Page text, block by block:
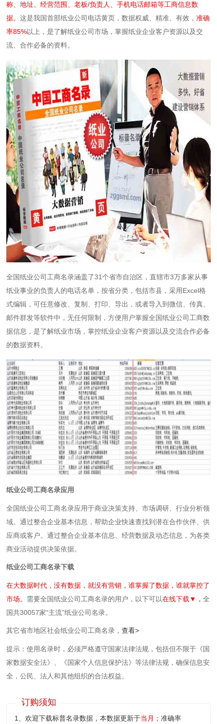
称、地址、经营范围、老板/负责人、手机电话邮箱等工商信息数
据。这是我国首部纸业公司电话黄页，数据权威、精准、有效，准确
率85%以上，是了解纸业公司市场，掌握纸业企业客户资源以及交
流、合作必备的资料。
全国纸业公司工商名录涵盖了31个省市自治区，直辖市3万多家从事
纸业事业的负责人的电话名单，按省分类，包括市县，采用Excel格
式编辑，可任意修改、复制、打印、导出，或者导入到微信、传真、
邮件群发等软件中，无任何限制，方便用户掌握全国纸业公司工商数
据信息，是了解纸业市场，掌控纸业企业客户资源以及交流合作必备
的数据资料。
纸业公司工商名录应用
全国纸业公司工商名录应用于商业决策支持、市场调研、行业分析领
域。通过整合企业基本信息，帮助企业快速查找到潜在合作伙伴、供
应商或客户。通过整合企业基本信息、经营数据及动态信息，为各类
商业活动提供决策依据。
纸业公司工商名录下载
在大数据时代，没有数据，就没有营销，谁掌握了数据，谁就掌控了
市场。 需要全国纸业公司工商名录的用户，以下可以在线下载▼，全
国共30057家“主流”纸业公司名录。
其它省市地区社会纸业公司工商名录，查看>
提示：使用名录时，必须严格遵守国家法律法规，包括但不限于《国
家数据安全法》、《国家个人信息保护法》等‌法律法规，确保信息安
全，公民、法人和其他组织的合法权益。
订购须知
1、欢迎下载标普名录数据，本数据更新于当月；准确率